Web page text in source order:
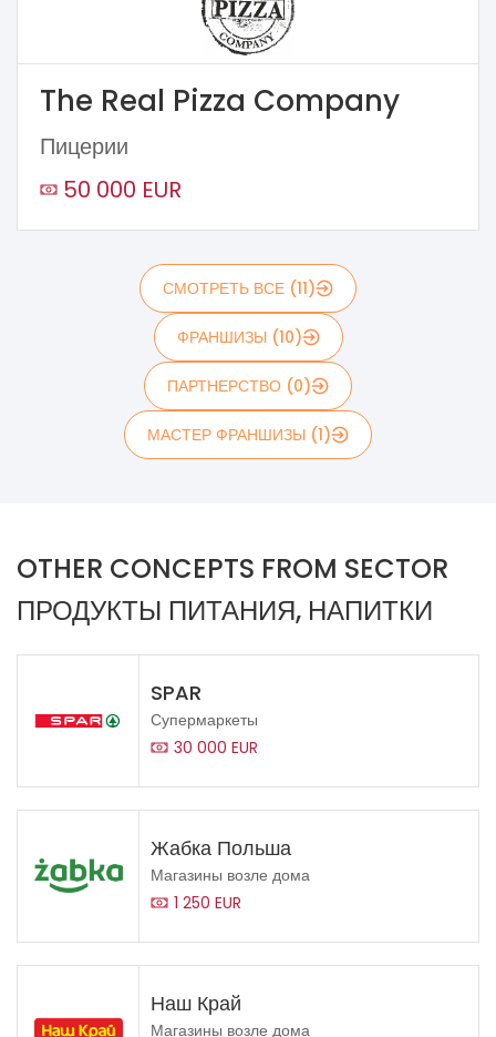
The Real Pizza Company
Пицерии
50 000 EUR
СМОТРЕТЬ ВСЕ (11)
ФРАНШИЗЫ (10)
ПАРТНЕРСТВО (0)
МАСТЕР ФРАНШИЗЫ (1)
OTHER CONCEPTS FROM SECTOR
ПРОДУКТЫ ПИТАНИЯ, НАПИТКИ
SPAR
Супермаркеты
30 000 EUR
Жабка Польша
Магазины возле дома
1 250 EUR
Наш Край
Магазины возле дома